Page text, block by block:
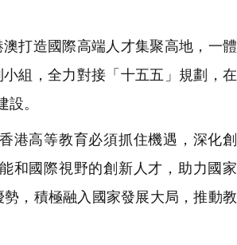
打造國際高端人才集聚高地，一體
組，全力對接「十五五」規劃，在
。
港高等教育必須抓住機遇，深化創
和國際視野的創新人才，助力國家
，積極融入國家發展大局，推動教